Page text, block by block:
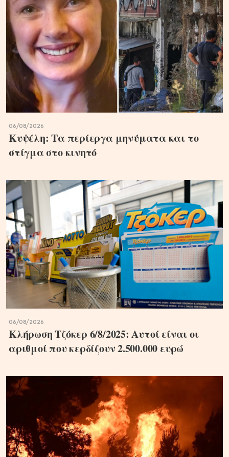
06/08/2026
Κυψέλη: Τα περίεργα μηνύματα και το
στίγμα στο κινητό
06/08/2026
Κλήρωση Τζόκερ 6/8/2025: Αυτοί είναι οι
αριθμοί που κερδίζουν 2.500.000 ευρώ